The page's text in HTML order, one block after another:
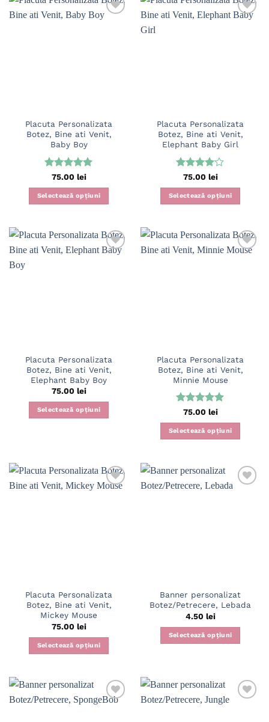
Placuta Personalizata
Botez, Bine ati Venit,
Baby Boy
Evaluat la
5din 5
75.00 lei
Selectează opțiuni
Placuta Personalizata
Botez, Bine ati Venit,
Elephant Baby Girl
Evaluat
la4din
5
75.00 lei
Selectează opțiuni
Placuta Personalizata
Botez, Bine ati Venit,
Elephant Baby Boy
75.00 lei
Selectează opțiuni
Placuta Personalizata
Botez, Bine ati Venit,
Minnie Mouse
Evaluat la
5din 5
75.00 lei
Selectează opțiuni
Placuta Personalizata
Botez, Bine ati Venit,
Mickey Mouse
75.00 lei
Selectează opțiuni
Banner personalizat
Botez/Petrecere, Lebada
4.50 lei
Selectează opțiuni